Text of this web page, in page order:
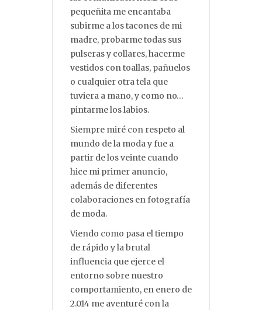
pequeñita me encantaba
subirme a los tacones de mi
madre, probarme todas sus
pulseras y collares, hacerme
vestidos con toallas, pañuelos
o cualquier otra tela que
tuviera a mano, y como no…
pintarme los labios.
Siempre miré con respeto al
mundo de la moda y fue a
partir de los veinte cuando
hice mi primer anuncio,
además de diferentes
colaboraciones en fotografía
de moda.
Viendo como pasa el tiempo
de rápido y la brutal
influencia que ejerce el
entorno sobre nuestro
comportamiento, en enero de
2.014 me aventuré con la